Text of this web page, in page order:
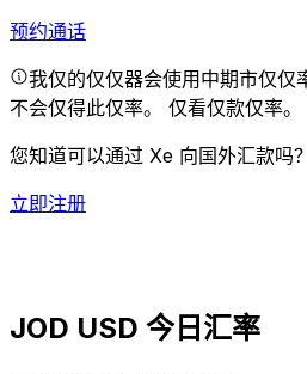
预约通话
我仅的仅仅器会使用中期市仅仅
不会仅得此仅率。 仅看仅款仅率。
您知道可以通过 Xe 向国外汇款吗？
立即注册
JOD USD 今日汇率